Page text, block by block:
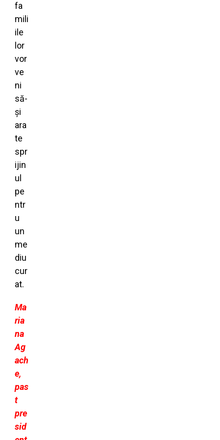
fa
mili
ile
lor
vor
ve
ni
să-
și
ara
te
spr
ijin
ul
pe
ntr
u
un
me
diu
cur
at.
Ma
ria
na
Ag
ach
e,
pas
t
pre
sid